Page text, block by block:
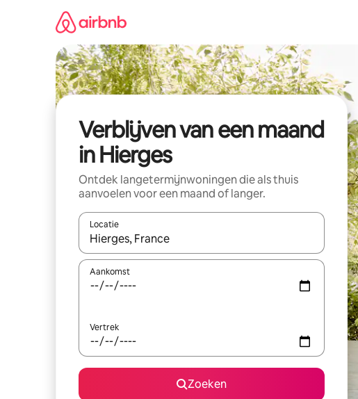
Verblijven van een maand
in Hierges
Ontdek langetermijnwoningen die als thuis
aanvoelen voor een maand of langer.
Locatie
Wanneer er resultaten beschikbaar zijn, maak je een
Aankomst
Vertrek
Zoeken